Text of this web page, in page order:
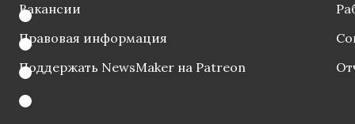
Вакансии
Правовая информация
Поддержать NewsMaker на Patreon